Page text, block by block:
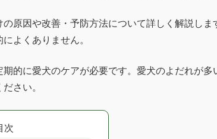
原因や改善・予防方法について詳しく解説し
よくありません。
的に愛犬のケアが必要です。愛犬のよだれが
さい。
次